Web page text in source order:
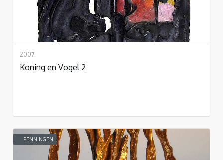
2007
Koning en Vogel 2
PENNINGEN